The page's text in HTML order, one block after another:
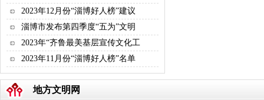
2023年12月份“淄博好人榜”建议
淄博市发布第四季度“五为”文明
2023年“齐鲁最美基层宣传文化工
2023年11月份“淄博好人榜”名单
地方文明网